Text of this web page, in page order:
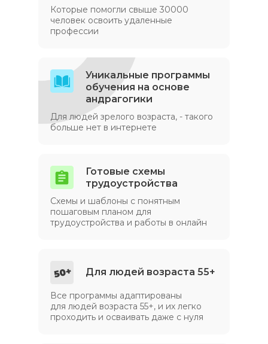
Которые помогли свыше 30000
человек освоить удаленные
профессии
Уникальные программы
обучения на основе
андрагогики
Для людей зрелого возраста, - такого
больше нет в интернете
Готовые схемы
трудоустройства
Схемы и шаблоны с понятным
пошаговым планом для
трудоустройства и работы в онлайн
Для людей возраста 55+
Все программы адаптированы
для людей возраста 55+, и их легко
проходить и осваивать даже с нуля